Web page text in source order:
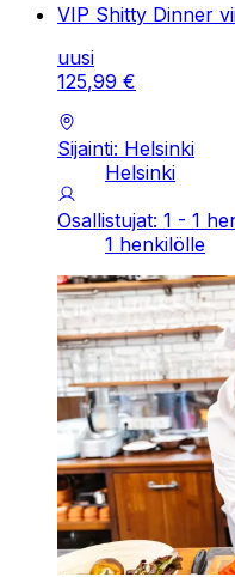
VIP Shitty Dinner
uusi
125,99 €
Sijainti: Helsinki
Helsinki
Osallistujat: 1 - 1
1 henkilölle